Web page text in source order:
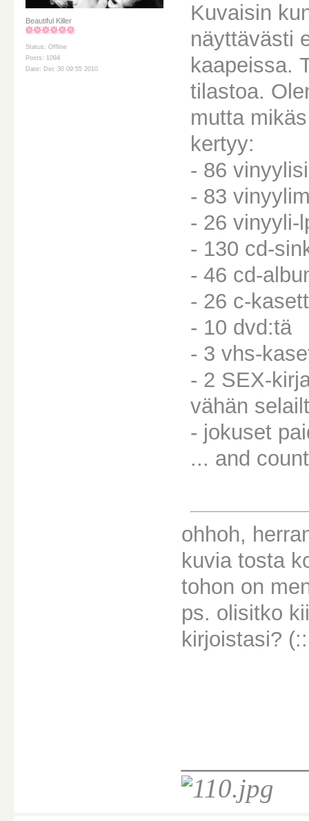
Beautiful Killer
Status: Offline
Posts: 1094
Date: Dec 30 09:55 2010
Kuvaisin
näyttävästi
kaapeissa.
tilastoa.
mutta
kertyy:
- 86
- 83
- 26 vinyyli-
- 130 cd-
- 46 cd-
- 26 c-
- 10 dvd:tä
- 3 vhs-
- 2 SEX-
vähän
- jokuset
... and
ohhoh,
kuvia tosta
tohon on
ps. olisitko
kirjoistasi? (::